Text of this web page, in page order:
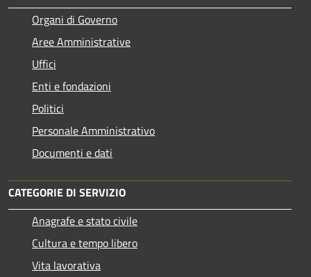
Organi di Governo
Aree Amministrative
Uffici
Enti e fondazioni
Politici
Personale Amministrativo
Documenti e dati
CATEGORIE DI SERVIZIO
Anagrafe e stato civile
Cultura e tempo libero
Vita lavorativa